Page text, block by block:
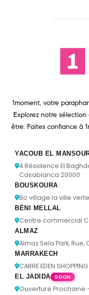
1moment, votre
Explorez notre
être. Faites confiance à
YACOUB EL
4 Résidence El
Casablanca 20000
BOUSKOURA
Bo village la ville
BÉNI MELLAL
Centre commercial
ALMAZ
Almaz Sela Park,
MARRAKECH
CARRE EDEN
EL JADIDA SOON
Ouverture Prochaine